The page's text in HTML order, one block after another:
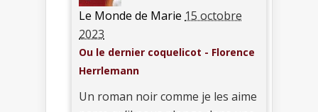
Le Monde de Marie 15 octobre
2023
Ou le dernier coquelicot - Florence
Herrlemann
Un roman noir comme je les aime